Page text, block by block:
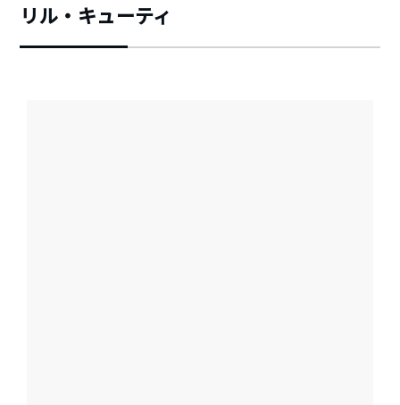
リル・キューティ